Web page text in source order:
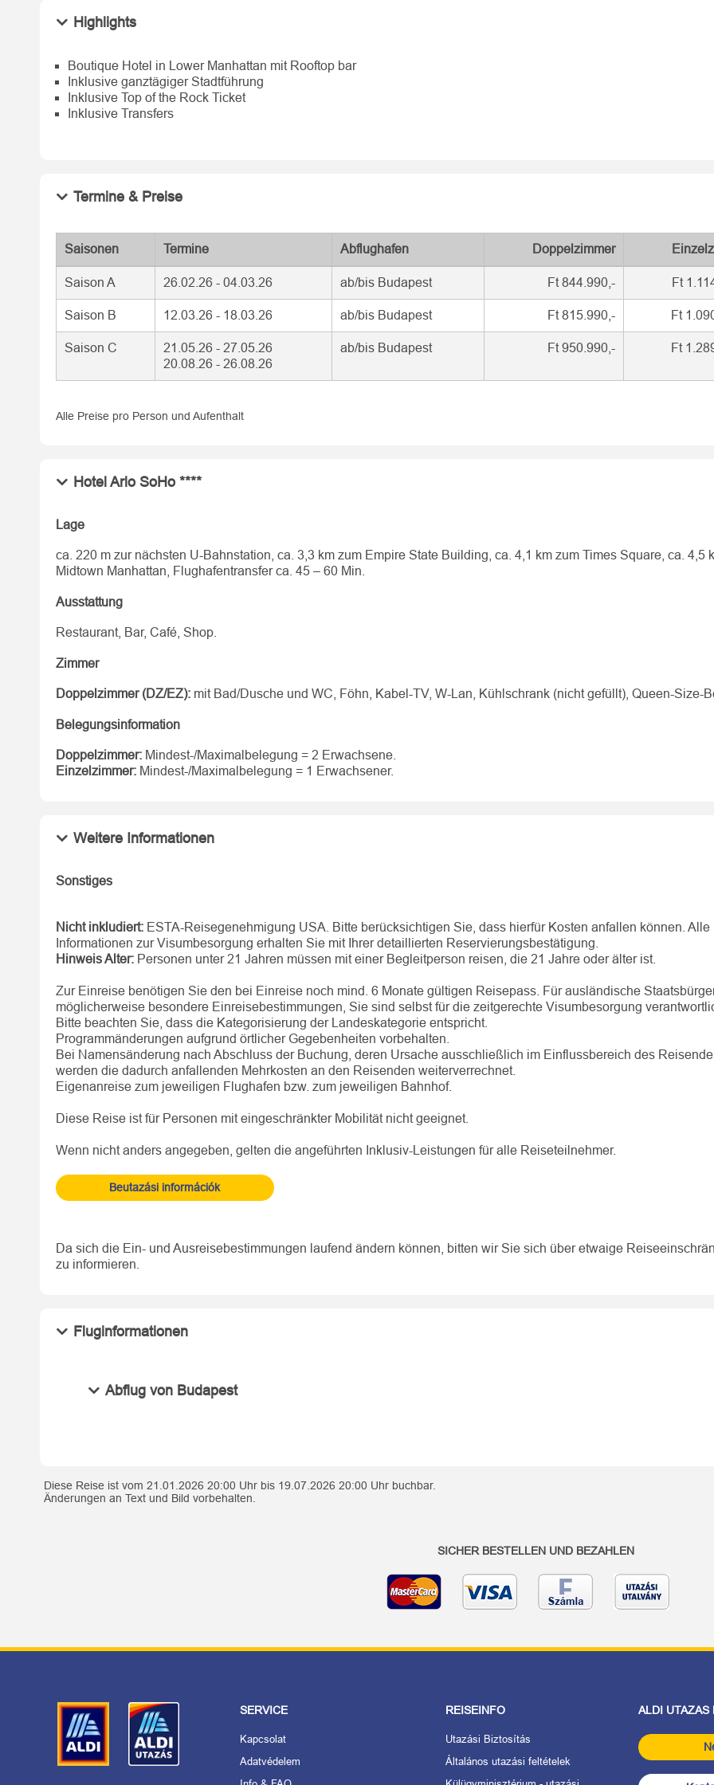
Highlights
Boutique Hotel in Lower Manhattan mit Rooftop bar
Inklusive ganztägiger Stadtführung
Inklusive Top of the Rock Ticket
Inklusive Transfers
Termine & Preise
Saisonen Termine Abflughafen Doppelzimmer
Saison A 26.02.26 - 04.03.26 ab/bis Budapest Ft 844.990,- Ft
Saison B 12.03.26 - 18.03.26 ab/bis Budapest Ft 815.990,- Ft
Saison C
21.05.26 - 27.05.26
20.08.26 - 26.08.26
ab/bis Budapest Ft 950.990,- Ft
Alle Preise pro Person und Aufenthalt
Hotel Arlo SoHo ****
Lage
ca. 220 m zur nächsten U-Bahnstation, ca. 3,3 km zum Empire State Building, ca. 4,1 km zum Times Square, ca. 4,5
Midtown Manhattan, Flughafentransfer ca. 45 – 60 Min.
Ausstattung
Restaurant, Bar, Café, Shop.
Zimmer
Doppelzimmer (DZ/EZ): mit Bad/Dusche und WC, Föhn, Kabel-TV, W-Lan, Kühlschrank (nicht gefüllt), Queen-Size-
Belegungsinformation
Doppelzimmer: Mindest-/Maximalbelegung = 2 Erwachsene.
Einzelzimmer: Mindest-/Maximalbelegung = 1 Erwachsener.
Weitere Informationen
Sonstiges
Nicht inkludiert: ESTA-Reisegenehmigung USA. Bitte berücksichtigen Sie, dass hierfür Kosten anfallen können. Alle
Informationen zur Visumbesorgung erhalten Sie mit Ihrer detaillierten Reservierungsbestätigung.
Hinweis Alter: Personen unter 21 Jahren müssen mit einer Begleitperson reisen, die 21 Jahre oder älter ist.
Zur Einreise benötigen Sie den bei Einreise noch mind. 6 Monate gültigen Reisepass. Für ausländische
möglicherweise besondere Einreisebestimmungen, Sie sind selbst für die zeitgerechte Visumbesorgung
Bitte beachten Sie, dass die Kategorisierung der Landeskategorie entspricht.
Programmänderungen aufgrund örtlicher Gegebenheiten vorbehalten.
Bei Namensänderung nach Abschluss der Buchung, deren Ursache ausschließlich im Einflussbereich des
werden die dadurch anfallenden Mehrkosten an den Reisenden weiterverrechnet.
Eigenanreise zum jeweiligen Flughafen bzw. zum jeweiligen Bahnhof.
Diese Reise ist für Personen mit eingeschränkter Mobilität nicht geeignet.
Wenn nicht anders angegeben, gelten die angeführten Inklusiv-Leistungen für alle Reiseteilnehmer.
Beutazási információk
Da sich die Ein- und Ausreisebestimmungen laufend ändern können, bitten wir Sie sich über etwaige
zu informieren.
Fluginformationen
Abflug von Budapest
Diese Reise ist vom 21.01.2026 20:00 Uhr bis 19.07.2026 20:00 Uhr buchbar.
Änderungen an Text und Bild vorbehalten.
SICHER BESTELLEN UND BEZAHLEN
SERVICE
Kapcsolat
Adatvédelem
REISEINFO
Utazási Biztosítás
Általános utazási feltételek
ALDI UTAZAS